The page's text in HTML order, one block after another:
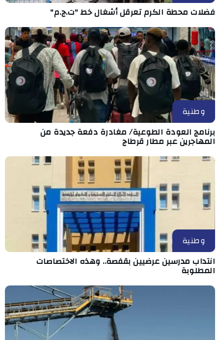
فضلات محطة الكرم تعرقل أشغال خط "ت.ج.م"
وطنية
برنامج العودة الطوعية/ مغادرة دفعة جديدة من
المهاجرين عبر مطار قرطاج
وطنية
انتداب مدرسين عرضيين بقفصة.. وهذه الاختصاصات
المطلوبة